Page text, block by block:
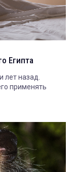
Египта
лет назад.
применять